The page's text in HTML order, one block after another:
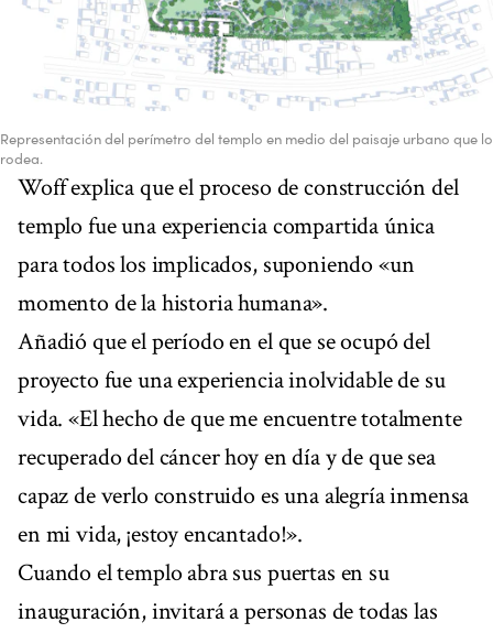
Representación del perímetro del templo en medio del paisaje urbano que lo
rodea.
Woff explica que el proceso de construcción del
templo fue una experiencia compartida única
para todos los implicados, suponiendo «un
momento de la historia humana».
Añadió que el período en el que se ocupó del
proyecto fue una experiencia inolvidable de su
vida. «El hecho de que me encuentre totalmente
recuperado del cáncer hoy en día y de que sea
capaz de verlo construido es una alegría inmensa
en mi vida, ¡estoy encantado!».
Cuando el templo abra sus puertas en su
inauguración, invitará a personas de todas las